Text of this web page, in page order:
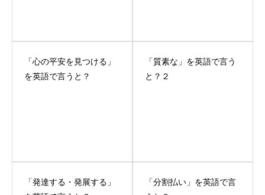
「心の平安を見つける」
を英語で言うと？
「質素な」を英語で言う
と？２
「発達する・発展する」
「分割払い」を英語で言